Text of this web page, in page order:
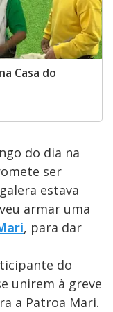
Casa do
do dia na
ser
estava
armar uma
, para dar
do
unirem à greve
a Patroa Mari.